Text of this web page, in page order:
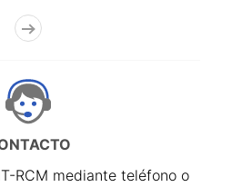
RCM mediante teléfono o